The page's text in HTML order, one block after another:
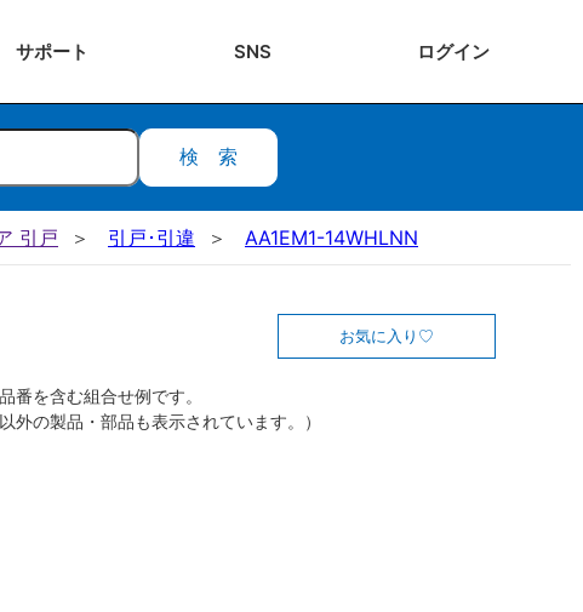
サポート SNS ログイン
検索
引戸 引戸･引違 AA1EM1-14WHLNN
お気に入り
番を含む組合せ例です。
外の製品・部品も表示されています。）